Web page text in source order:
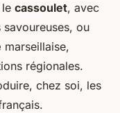
cassoulet, avec
ou
marseillaise,
régionales.
chez soi, les